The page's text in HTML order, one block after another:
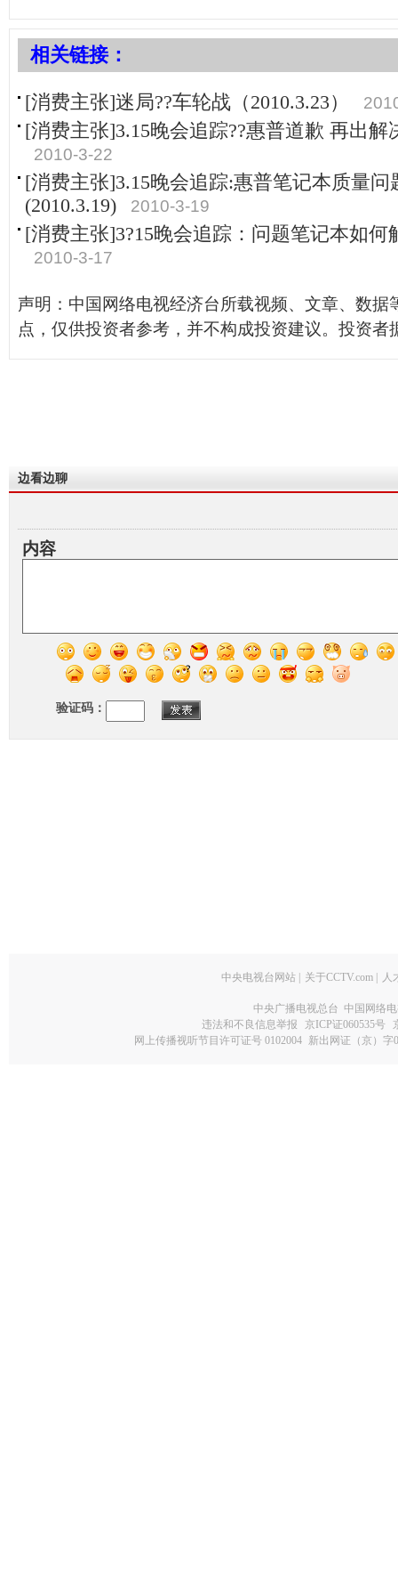
相关链接：
[消费主张]迷局??车轮战（2010.3.23）
[消费主张]3.15晚会追踪??惠普道歉 再出解
2010-3-22
[消费主张]3.15晚会追踪:惠普笔记本质量问
(2010.3.19)
2010-3-19
[消费主张]3?15晚会追踪：问题笔记本如何
2010-3-17
声明：中国网络电视经济台所载视频、文章、数据
点，仅供投资者参考，并不构成投资建议。投资者
边看边聊
内容
验证码：
中央电视台网站 关于CCTV.com 人
中央广播电视总台 中国网络
违法和不良信息举报
京ICP证060535号
网上传播视听节目许可证号 0102004 新出网证（京）